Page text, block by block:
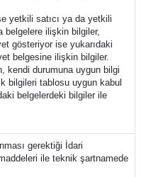
yetkili satıcı ya da yetkili
belgelere ilişkin bilgiler,
gösteriyor ise yukarıdaki
belgesine ilişkin bilgiler.
kendi durumuna uygun bilgi
bilgileri tablosu uygun kabul
belgelerdeki bilgiler ile
gerektiği İdari
ile teknik şartnamede